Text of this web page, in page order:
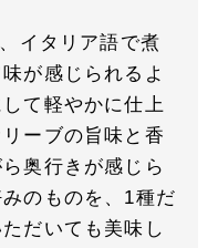
イタリア語で煮
が感じられるよ
て軽やかに仕上
ーブの旨味と香
奥行きが感じら
のものを、1種だ
だいても美味し